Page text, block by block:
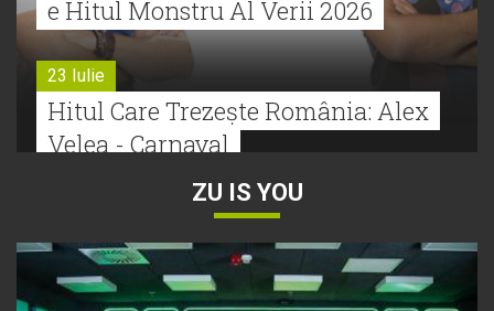
e Hitul Monstru Al Verii 2026
23 Iulie
Hitul Care Trezește România: Alex
Velea - Carnaval
Bătălie strânsă la Hitul Monstru Al
Verii: Cabron versus Faydee
ZU IS YOU